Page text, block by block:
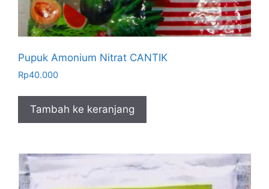
Pupuk Amonium Nitrat CANTIK
Rp40.000
Tambah ke keranjang